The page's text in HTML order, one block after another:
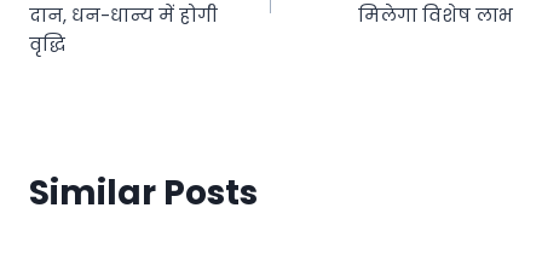
दान, धन-धान्य में होगी
वृद्धि
मिलेगा विशेष लाभ
Similar Posts